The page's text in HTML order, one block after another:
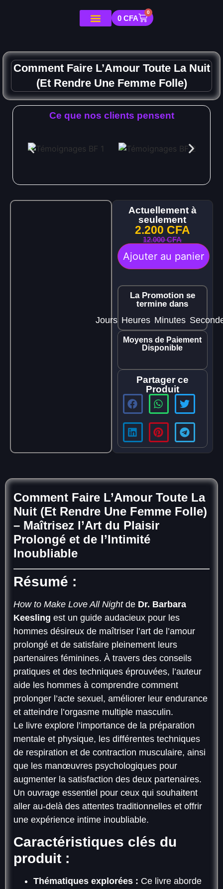
0 CFA
0
Comment Faire L’Amour Toute La Nuit
(Et Rendre Une Femme Folle)
Ce que nos clients pensent
Actuellement à
seulement
2.200 CFA
12.000CFA
Ajouter au panier
La Promotion se
termine dans
Jours Heures Minutes
Moyens de Paiement
Disponible
Partager ce
Produit
Comment Faire L’Amour Toute La
Nuit (Et Rendre Une Femme Folle)
– Maîtrisez l’Art du Plaisir
Prolongé et de l’Intimité
Inoubliable
Résumé :
How to Make Love All Nightde Dr. Barbara
Keesling est un guide audacieux pour les
hommes désireux de maîtriser l’art de l’amour
prolongé et de satisfaire pleinement leurs
partenaires féminines. À travers des conseils
pratiques et des techniques éprouvées, l’auteur
aide les hommes à comprendre comment
prolonger l’acte sexuel, améliorer leur endurance
et atteindre l’orgasme multiple masculin.
Le livre explore l’importance de la préparation
mentale et physique, les différentes techniques
de respiration et de contraction musculaire, ainsi
que les manœuvres psychologiques pour
augmenter la satisfaction des deux partenaires.
Un ouvrage essentiel pour ceux qui souhaitent
aller au-delà des attentes traditionnelles et offrir
une expérience intime inoubliable.
Caractéristiques clés du
produit :
Thématiques explorées : Ce livre aborde